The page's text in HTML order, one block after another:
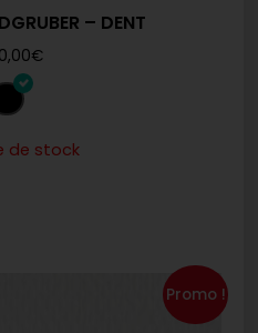
– DENT
€
de stock
Promo !